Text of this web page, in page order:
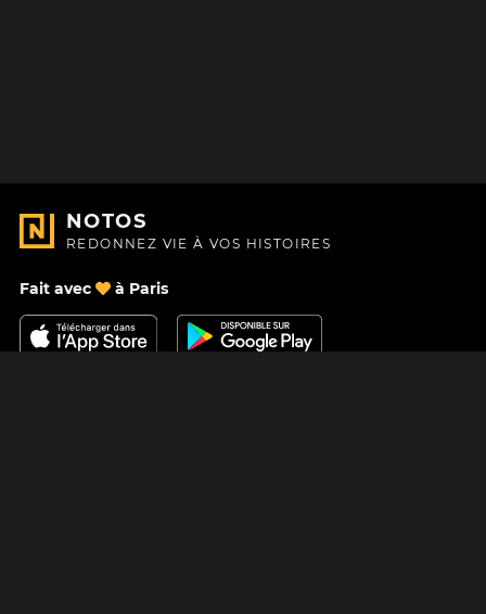
NOTOS
REDONNEZ VIE À VOS HISTOIRES
Fait avec à Paris